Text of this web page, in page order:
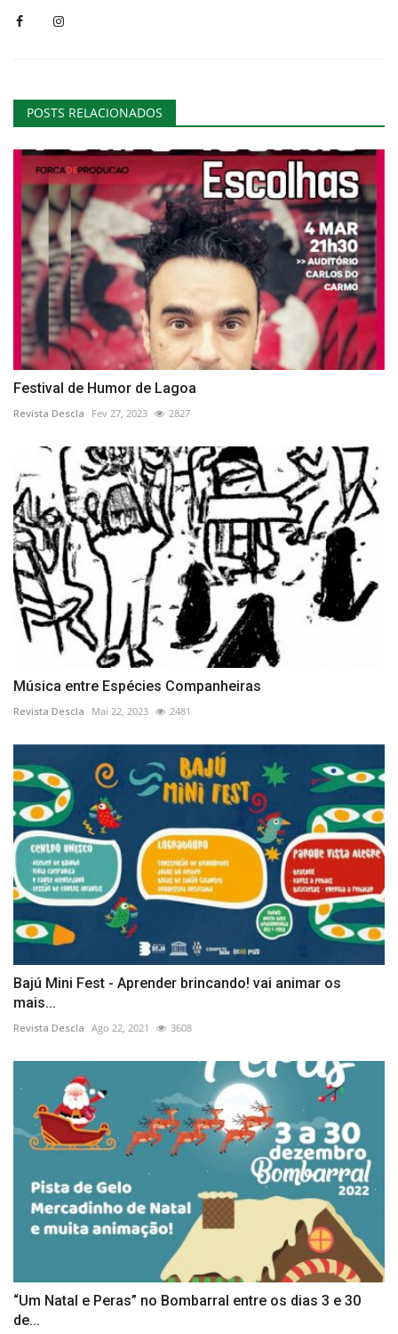
POSTS RELACIONADOS
Festival de Humor de Lagoa
Revista Descla Fev 27, 2023 2827
Música entre Espécies Companheiras
Revista Descla Mai 22, 2023 2481
Bajú Mini Fest - Aprender brincando! vai animar os
mais...
Revista Descla Ago 22, 2021 3608
“Um Natal e Peras” no Bombarral entre os dias 3 e 30
de...